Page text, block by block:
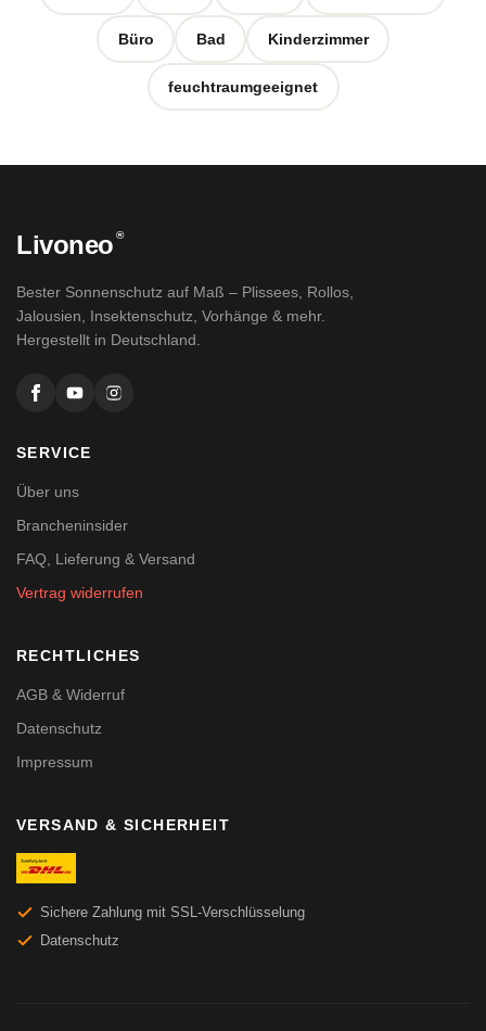
Büro Bad Kinderzimmer
feuchtraumgeeignet
Livoneo ®
Bester Sonnenschutz auf Maß – Plissees, Rollos,
Jalousien, Insektenschutz, Vorhänge & mehr.
Hergestellt in Deutschland.
SERVICE
Über uns
Brancheninsider
FAQ, Lieferung & Versand
Vertrag widerrufen
RECHTLICHES
AGB & Widerruf
Datenschutz
Impressum
VERSAND & SICHERHEIT
Sichere Zahlung mit SSL-Verschlüsselung
Datenschutz